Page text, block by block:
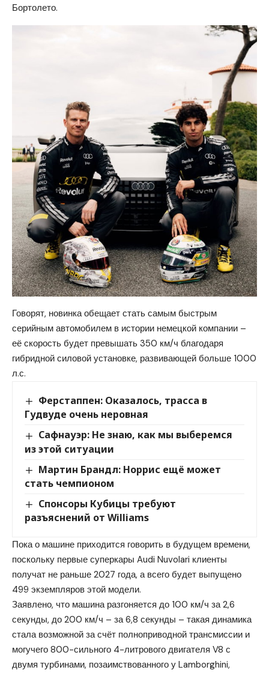
Бортолето.
Говорят, новинка обещает стать самым быстрым
серийным автомобилем в истории немецкой компании –
её скорость будет превышать 350 км/ч благодаря
гибридной силовой установке, развивающей больше 1000
л.с.
Ферстаппен: Оказалось, трасса в
Гудвуде очень неровная
Сафнауэр: Не знаю, как мы выберемся
из этой ситуации
Мартин Брандл: Норрис ещё может
стать чемпионом
Спонсоры Кубицы требуют
разъяснений от Williams
Пока о машине приходится говорить в будущем времени,
поскольку первые суперкары Audi Nuvolari клиенты
получат не раньше 2027 года, а всего будет выпущено
499 экземпляров этой модели.
Заявлено, что машина разгоняется до 100 км/ч за 2,6
секунды, до 200 км/ч – за 6,8 секунды – такая динамика
стала возможной за счёт полноприводной трансмиссии и
могучего 800-сильного 4-литрового двигателя V8 с
двумя турбинами, позаимствованного у Lamborghini,